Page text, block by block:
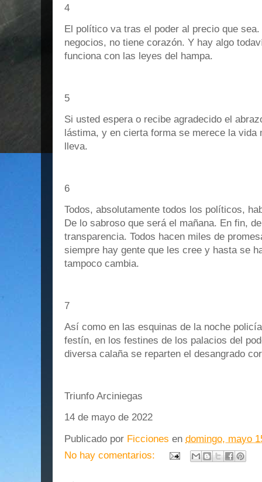
4
El político va tras el poder al precio que
negocios, no tiene corazón. Y hay algo
funciona con las leyes del hampa.
5
Si usted espera o recibe agradecido el
lástima, y en cierta forma se merece la vida
lleva.
6
Todos, absolutamente todos los políticos,
De lo sabroso que será el mañana. En fin,
transparencia. Todos hacen miles de
siempre hay gente que les cree y hasta se
tampoco cambia.
7
Así como en las esquinas de la noche
festín, en los festines de los palacios del
diversa calaña se reparten el desangrado
Triunfo Arciniegas
14 de mayo de 2022
Publicado por Ficciones en domingo, mayo
No hay comentarios: